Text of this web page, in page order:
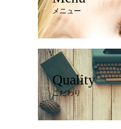
メニュー
Quality
こだわり